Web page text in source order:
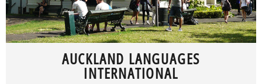
AUCKLAND LANGUAGES
INTERNATIONAL